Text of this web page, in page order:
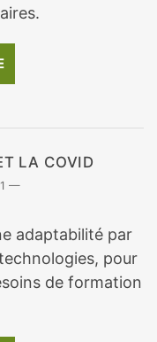
LA COVID
adaptabilité par
pour
de formation